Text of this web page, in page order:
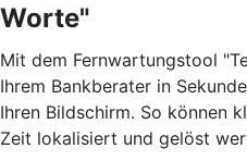
Worte"
Mit dem Fernwartungstool
Ihrem Bankberater in
Ihren Bildschirm. So können
Zeit lokalisiert und gelöst